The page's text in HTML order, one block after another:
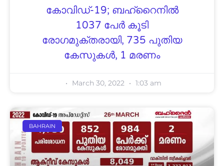
കോവിഡ്-19; ബഹ്റൈനിൽ
1037 പേർ കൂടി
രോഗമുക്തരായി, 735 പുതിയ
കേസുകൾ, 1 മരണം
March 30, 2022 1:03 am
BAHRAIN